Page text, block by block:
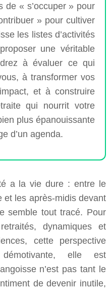
de « s’occuper » pour
» pour cultiver
les listes d’activités
une véritable
à évaluer ce qui
à transformer vos
et à construire
qui nourrit votre
plus épanouissante
d’un agenda.
a la vie dure : entre le
et les après-midis devant
semble tout tracé. Pour
dynamiques et
cette perspective
elle est
n’est pas tant le
de devenir inutile,